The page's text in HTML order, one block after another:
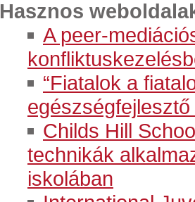
Hasznos
A peer-
“Fiatalok a
Childs Hill
technikák
iskolában